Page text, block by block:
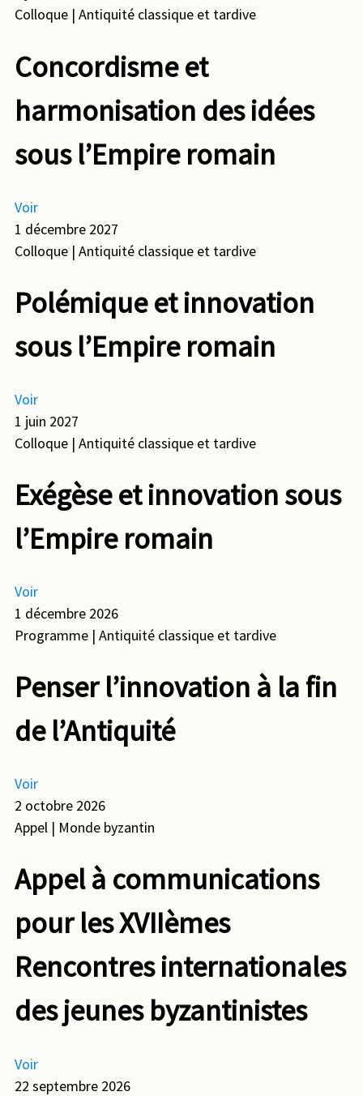
Colloque | Antiquité classique et tardive
Concordisme et
harmonisation des idées
sous l’Empire romain
Voir
1 décembre 2027
Colloque | Antiquité classique et tardive
Polémique et innovation
sous l’Empire romain
Voir
1 juin 2027
Colloque | Antiquité classique et tardive
Exégèse et innovation sous
l’Empire romain
Voir
1 décembre 2026
Programme | Antiquité classique et tardive
Penser l’innovation à la fin
de l’Antiquité
Voir
2 octobre 2026
Appel | Monde byzantin
Appel à communications
pour les XVIIèmes
Rencontres internationales
des jeunes byzantinistes
Voir
22 septembre 2026